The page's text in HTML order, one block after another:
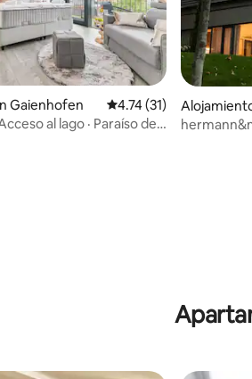
Gaienhofen Calificación promedio:
4.74 (31)
al lago · Paraíso de